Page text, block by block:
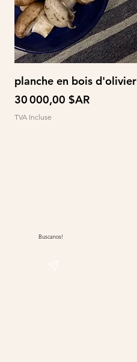
planche en bois d'olivier
Prix
30 000,00 $AR
TVA Incluse
Buscanos!